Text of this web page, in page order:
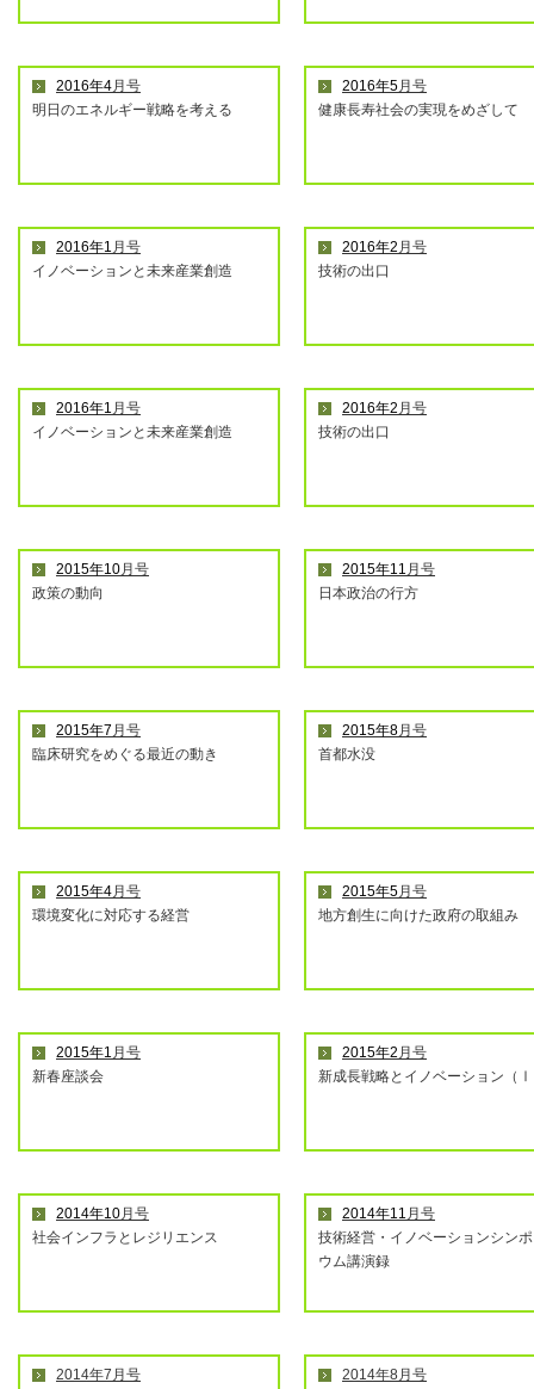
2016年4月号
明日のエネルギー戦略を考える
2016年5月号
健康長寿社会の実現をめざして
2016年1 月号
イノベーションと未来産業創造
2016年2 月号
技術の出口
2016年1 月号
イノベーションと未来産業創造
2016年2 月号
技術の出口
2015年10月号
政策の動向
2015年11 月号
日本政治の行方
2015年7 月号
臨床研究をめぐる最近の動き
2015年8月号
首都水没
2015年4月号
環境変化に対応する経営
2015年5月号
地方創生に向けた政府の取組み
2015年1 月号
新春座談会
2015年2 月号
新成長戦略とイノベーション（
2014年10月号
社会インフラとレジリエンス
2014年11 月号
技術経営・イノベーションシン
ウム講演録
2014年7月号
2014年8月号